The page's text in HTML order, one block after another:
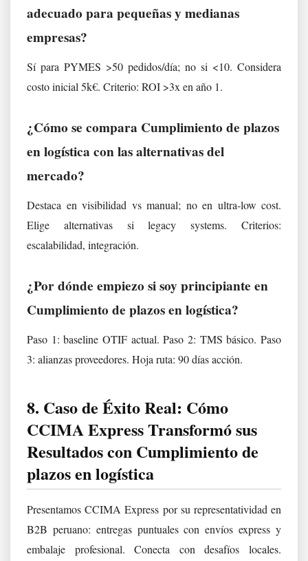
adecuado para pequeñas y medianas
empresas?
Sí para PYMES >50 pedidos/día; no si <10. Considera
costo inicial 5k€. Criterio: ROI >3x en año 1.
¿Cómo se compara Cumplimiento de plazos
en logística con las alternativas del
mercado?
Destaca en visibilidad vs manual; no en ultra-low cost.
Elige alternativas si legacy systems. Criterios:
escalabilidad, integración.
¿Por dónde empiezo si soy principiante en
Cumplimiento de plazos en logística?
Paso 1: baseline OTIF actual. Paso 2: TMS básico. Paso
3: alianzas proveedores. Hoja ruta: 90 días acción.
8. Caso de Éxito Real: Cómo
CCIMA Express Transformó sus
Resultados con Cumplimiento de
plazos en logística
Presentamos CCIMA Express por su representatividad en
B2B peruano: entregas puntuales con envíos express y
embalaje profesional. Conecta con desafíos locales.